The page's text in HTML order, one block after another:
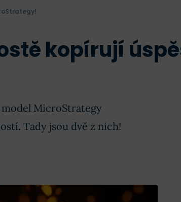
kopírují
MicroStrategy
Tady jsou dvě z nich!